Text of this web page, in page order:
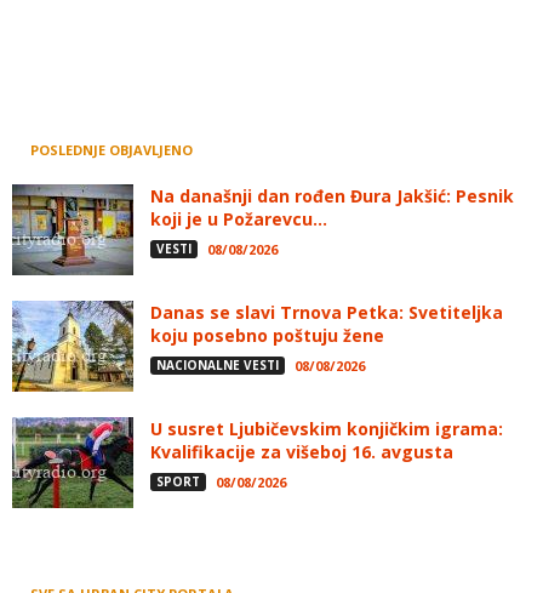
POSLEDNJE OBJAVLJENO
Na današnji dan rođen Đura Jakšić: Pesnik
koji je u Požarevcu...
VESTI 08/08/2026
Danas se slavi Trnova Petka: Svetiteljka
koju posebno poštuju žene
NACIONALNE VESTI 08/08/2026
U susret Ljubičevskim konjičkim igrama:
Kvalifikacije za višeboj 16. avgusta
SPORT 08/08/2026